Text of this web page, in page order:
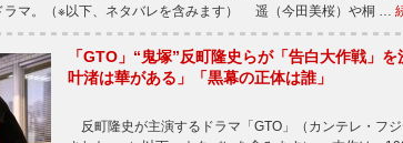
ラマ。（※以下、ネタバレを含みます） 遥（今田美桜）や桐 …
「GTO」“鬼塚”反町隆史らが「告白大作戦」
叶渚は華がある」「黒幕の正体は誰」
反町隆史が主演するドラマ「GTO」（カンテレ・フ